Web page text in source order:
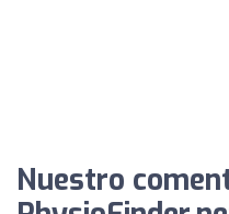
Nuestro